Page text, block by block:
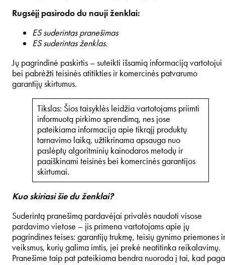
Rugsėjį pasirodo du nauji ženklai:
ES suderintas pranešimas
ES suderintas ženklas.
Jų pagrindinė paskirtis – suteikti išsamią informaciją vartotojui
bei pabrėžti teisinės atitikties ir komercinės patvarumo
garantijų skirtumus.
Tikslas: Šios taisyklės leidžia vartotojams priimti
informuotą pirkimo sprendimą, nes jose
pateikiama informacija apie tikrąjį produktų
tarnavimo laiką, užtikrinama apsauga nuo
paslėptų algoritminių kainodaros metodų ir
paaiškinami teisinės bei komercinės garantijos
skirtumai.
Kuo skiriasi šie du ženklai?
Suderintą pranešimą pardavėjai privalės naudoti visose
pardavimo vietose – jis primena vartotojams apie jų
pagrindines teises: garantijų trukmę, teisių gynimo priemones ir
veiksmus, kurių galima imtis, jei prekė neatitinka reikalavimų.
Pranešime taip pat pateikiama bendra nuoroda į tai, kad